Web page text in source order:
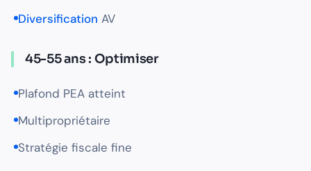
Diversification AV
45-55 ans : Optimiser
Plafond PEA atteint
Multipropriétaire
Stratégie fiscale fine